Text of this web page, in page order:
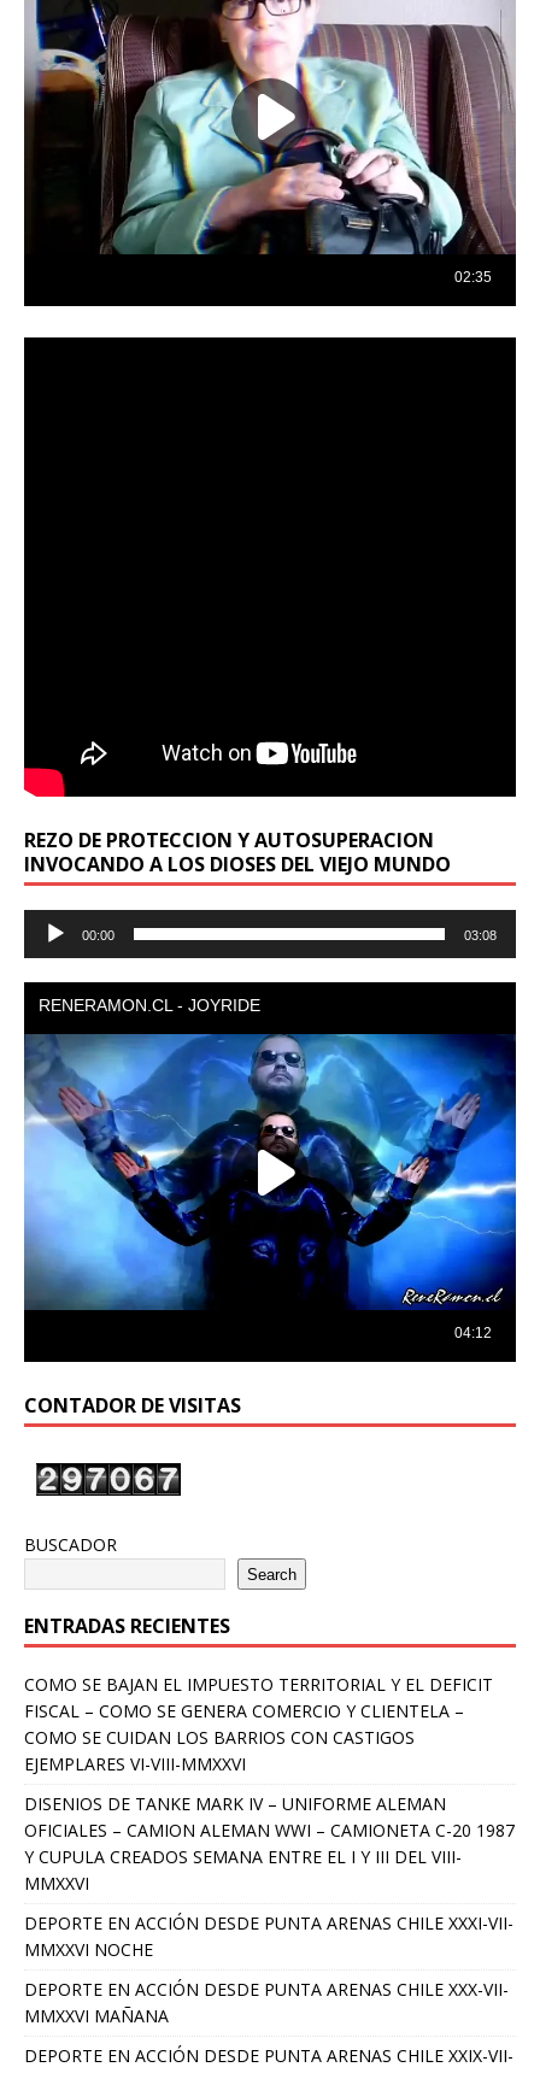
REZO DE PROTECCION Y AUTOSUPERACION
INVOCANDO A LOS DIOSES DEL VIEJO MUNDO
Reproductor
00:00 03:08
CONTADOR DE VISITAS
BUSCADOR
Search
ENTRADAS RECIENTES
COMO SE BAJAN EL IMPUESTO TERRITORIAL Y EL DEFICIT
FISCAL – COMO SE GENERA COMERCIO Y CLIENTELA –
COMO SE CUIDAN LOS BARRIOS CON CASTIGOS
EJEMPLARES VI-VIII-MMXXVI
DISENIOS DE TANKE MARK IV – UNIFORME ALEMAN
OFICIALES – CAMION ALEMAN WWI – CAMIONETA C-20 1987
Y CUPULA CREADOS SEMANA ENTRE EL I Y III DEL VIII-
MMXXVI
DEPORTE EN ACCIÓN DESDE PUNTA ARENAS CHILE XXXI-VII-
MMXXVI NOCHE
DEPORTE EN ACCIÓN DESDE PUNTA ARENAS CHILE XXX-VII-
MMXXVI MAÑANA
DEPORTE EN ACCIÓN DESDE PUNTA ARENAS CHILE XXIX-VII-